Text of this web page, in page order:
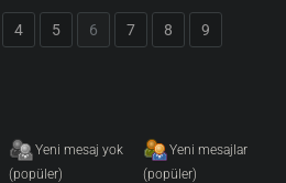
4 5 6 7 8
9
Yeni mesaj yok
(popüler)
Yeni mesajlar
(popüler)